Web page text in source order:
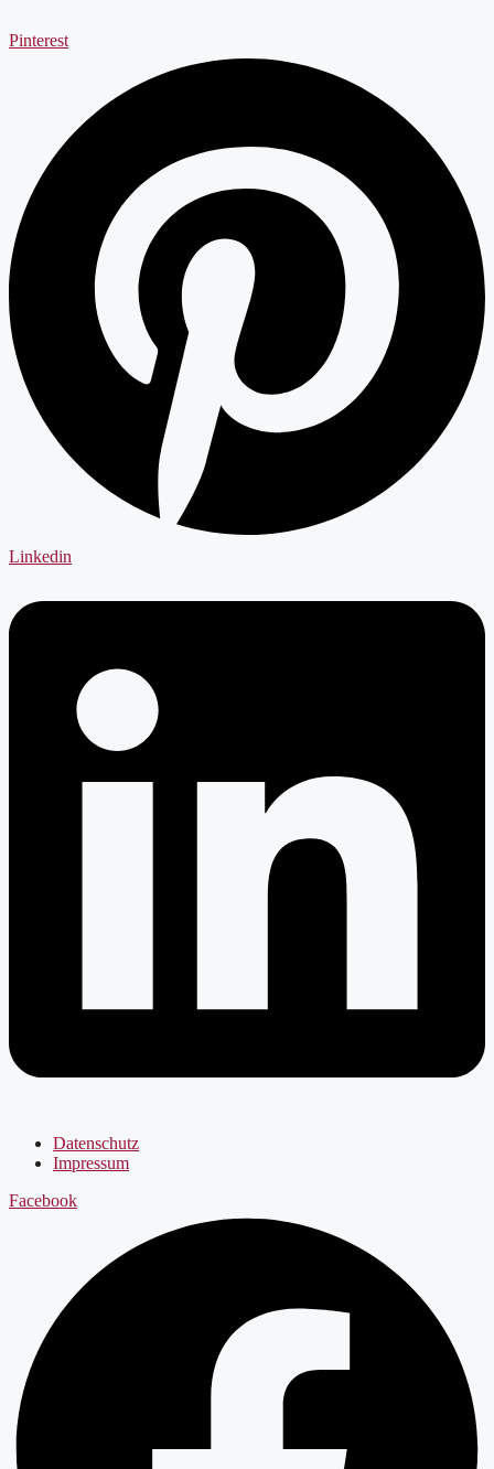
Pinterest
Linkedin
Datenschutz
Impressum
Facebook